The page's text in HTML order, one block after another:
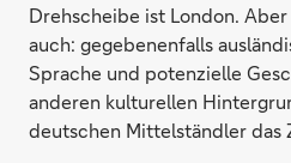
Drehscheibe ist London.
auch: gegebenenfalls
Sprache und potenzielle
anderen kulturellen
deutschen Mittelständler das